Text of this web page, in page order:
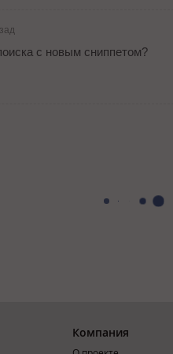
с новым сниппетом?
Компания